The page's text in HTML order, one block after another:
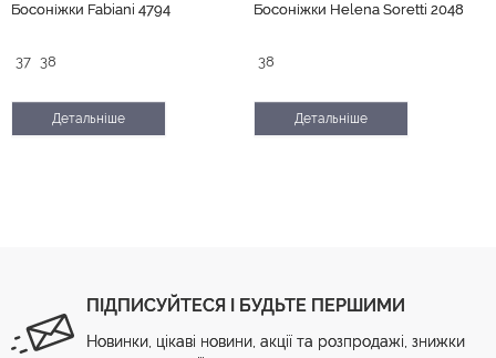
Босоніжки Fabiani 4794
37 38
Детальніше
Босоніжки Helena Soretti 2048
38
Детальніше
ПІДПИСУЙТЕСЯ І БУДЬТЕ ПЕРШИМИ
Новинки, цікаві новини, акції та розпродажі, знижки